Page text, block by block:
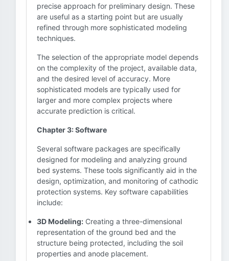
precise approach for preliminary design. These
are useful as a starting point but are usually
refined through more sophisticated modeling
techniques.
The selection of the appropriate model depends
on the complexity of the project, available data,
and the desired level of accuracy. More
sophisticated models are typically used for
larger and more complex projects where
accurate prediction is critical.
Chapter 3: Software
Several software packages are specifically
designed for modeling and analyzing ground
bed systems. These tools significantly aid in the
design, optimization, and monitoring of cathodic
protection systems. Key software capabilities
include:
3D Modeling: Creating a three-dimensional
representation of the ground bed and the
structure being protected, including the soil
properties and anode placement.